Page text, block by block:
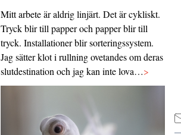
Mitt arbete är aldrig linjärt. Det är cykliskt.
Tryck blir till papper och papper blir till
tryck. Installationer blir sorteringssystem.
Jag sätter klot i rullning ovetandes om deras
slutdestination och jag kan inte lova…>